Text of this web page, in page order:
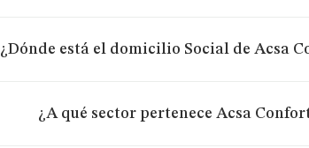
¿Dónde está el domicilio Social de Acsa
¿A qué sector pertenece Acsa